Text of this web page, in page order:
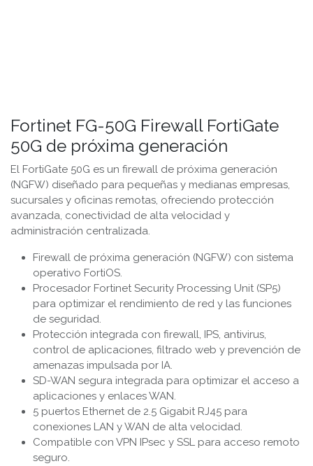
Fortinet FG-50G Firewall FortiGate
50G de próxima generación
El FortiGate 50G es un firewall de próxima generación
(NGFW) diseñado para pequeñas y medianas empresas,
sucursales y oficinas remotas, ofreciendo protección
avanzada, conectividad de alta velocidad y
administración centralizada.
Firewall de próxima generación (NGFW) con sistema
operativo FortiOS.
Procesador Fortinet Security Processing Unit (SP5)
para optimizar el rendimiento de red y las funciones
de seguridad.
Protección integrada con firewall, IPS, antivirus,
control de aplicaciones, filtrado web y prevención de
amenazas impulsada por IA.
SD-WAN segura integrada para optimizar el acceso a
aplicaciones y enlaces WAN.
5 puertos Ethernet de 2.5 Gigabit RJ45 para
conexiones LAN y WAN de alta velocidad.
Compatible con VPN IPsec y SSL para acceso remoto
seguro.